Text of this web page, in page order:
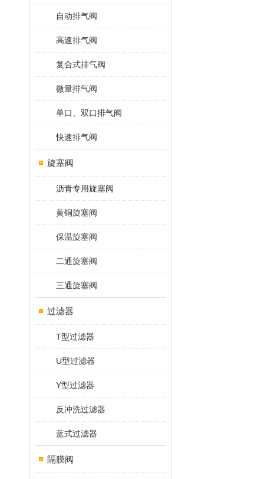
自动排气阀
高速排气阀
复合式排气阀
微量排气阀
单口、双口排气阀
快速排气阀
旋塞阀
沥青专用旋塞阀
黄铜旋塞阀
保温旋塞阀
二通旋塞阀
三通旋塞阀
过滤器
T型过滤器
U型过滤器
Y型过滤器
反冲洗过滤器
蓝式过滤器
隔膜阀